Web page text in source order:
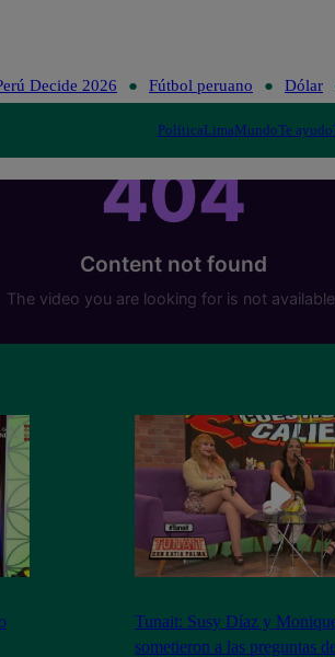
Decide 2026 Fútbol peruano Dólar
PolíticaLimaMundoTe ayudo
Tunait: Susy Díaz y
sometieron a las preguntas